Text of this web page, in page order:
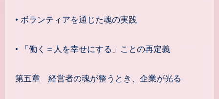
• ボランティアを通じた魂の実践
• 「働く＝人を幸せにする」ことの再定義
第五章 経営者の魂が整うとき、企業が光る